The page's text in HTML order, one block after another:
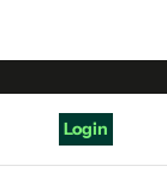
Login